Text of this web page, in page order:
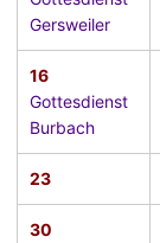
Gersweiler
16
Gottesdienst
Burbach
23
30